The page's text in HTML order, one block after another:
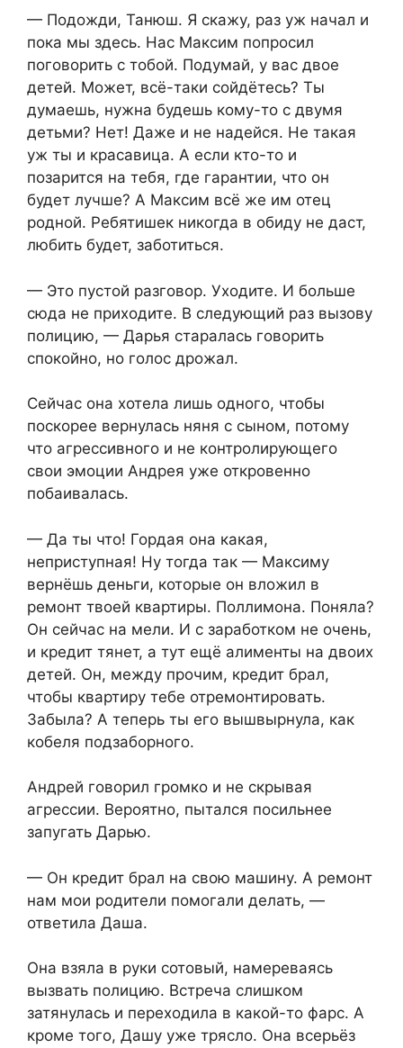
— Подожди, Танюш. Я скажу, раз уж начал и
пока мы здесь. Нас Максим попросил
поговорить с тобой. Подумай, у вас двое
детей. Может, всё-таки сойдётесь? Ты
думаешь, нужна будешь кому-то с двумя
детьми? Нет! Даже и не надейся. Не такая
уж ты и красавица. А если кто-то и
позарится на тебя, где гарантии, что он
будет лучше? А Максим всё же им отец
родной. Ребятишек никогда в обиду не даст,
любить будет, заботиться.
— Это пустой разговор. Уходите. И больше
сюда не приходите. В следующий раз вызову
полицию, — Дарья старалась говорить
спокойно, но голос дрожал.
Сейчас она хотела лишь одного, чтобы
поскорее вернулась няня с сыном, потому
что агрессивного и не контролирующего
свои эмоции Андрея уже откровенно
побаивалась.
— Да ты что! Гордая она какая,
неприступная! Ну тогда так — Максиму
вернёшь деньги, которые он вложил в
ремонт твоей квартиры. Поллимона. Поняла?
Он сейчас на мели. И с заработком не очень,
и кредит тянет, а тут ещё алименты на двоих
детей. Он, между прочим, кредит брал,
чтобы квартиру тебе отремонтировать.
Забыла? А теперь ты его вышвырнула, как
кобеля подзаборного.
Андрей говорил громко и не скрывая
агрессии. Вероятно, пытался посильнее
запугать Дарью.
— Он кредит брал на свою машину. А ремонт
нам мои родители помогали делать, —
ответила Даша.
Она взяла в руки сотовый, намереваясь
вызвать полицию. Встреча слишком
затянулась и переходила в какой-то фарс. А
кроме того, Дашу уже трясло. Она всерьёз